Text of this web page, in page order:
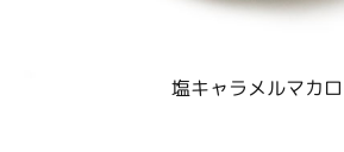
塩キャラメルマカ